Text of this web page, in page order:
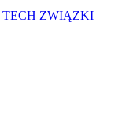
TECH ZWIĄZKI